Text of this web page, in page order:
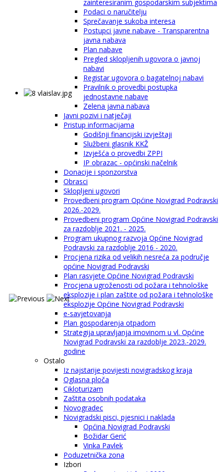
zainteresiranim gospodarskim subjektima
Podaci o naručitelju
Sprečavanje sukoba interesa
Postupci javne nabave - Transparentna
javna nabava
Plan nabave
Pregled sklopljenih ugovora o javnoj
nabavi
Registar ugovora o bagatelnoj nabavi
Pravilnik o provedbi postupka
jednostavne nabave
Zelena javna nabava
Javni pozivi i natječaji
Pristup informacijama
Godišnji financijski izvještaji
Službeni glasnik KKŽ
Izvješća o provedbi ZPPI
IP obrazac - općinski načelnik
Donacije i sponzorstva
Obrasci
Sklopljeni ugovori
Provedbeni program Općine Novigrad Podravski
2026.-2029.
Provedbeni program Općine Novigrad Podravski
za razdoblje 2021. - 2025.
Program ukupnog razvoja Općine Novigrad
Podravski za razdoblje 2016 - 2020.
Procjena rizika od velikih nesreća za područje
općine Novigrad Podravski
Plan rasvjete Općine Novigrad Podravski
Procjena ugroženosti od požara i tehnološke
eksplozije i plan zaštite od požara i tehnološke
eksplozije Općine Novigrad Podravski
e-savjetovanja
Plan gospodarenja otpadom
Strategija upravljanja imovinom u vl. Općine
Novigrad Podravski za razdoblje 2023.-2029.
godine
Ostalo
Iz najstarije povijesti novigradskog kraja
Oglasna ploča
Cikloturizam
Zaštita osobnih podataka
Novogradec
Novigradski pisci, pjesnici i naklada
Općina Novigrad Podravski
Božidar Gerić
Vinka Pavlek
Poduzetnička zona
Izbori